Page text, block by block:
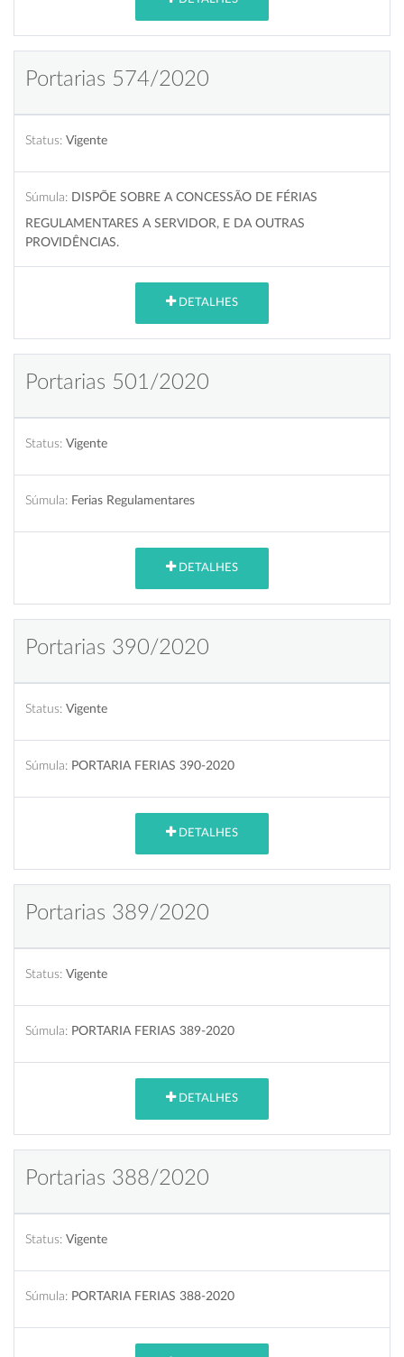
Portarias 574/2020
Status: Vigente
Súmula: DISPÕE SOBRE A CONCESSÃO DE FÉRIAS
REGULAMENTARES A SERVIDOR, E DA OUTRAS
PROVIDÊNCIAS.
DETALHES
Portarias 501/2020
Status: Vigente
Súmula: Ferias Regulamentares
DETALHES
Portarias 390/2020
Status: Vigente
Súmula: PORTARIA FERIAS 390-2020
DETALHES
Portarias 389/2020
Status: Vigente
Súmula: PORTARIA FERIAS 389-2020
DETALHES
Portarias 388/2020
Status: Vigente
Súmula: PORTARIA FERIAS 388-2020